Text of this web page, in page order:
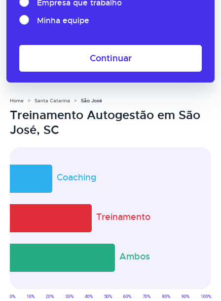
Empresa que trabalho
Minha equipe
Continuar
Home Santa Catarina São José
Treinamento Autogestão em São
José, SC